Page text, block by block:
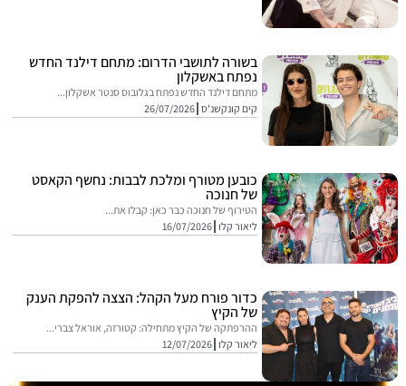
בשורה לתושבי הדרום: מתחם דילנד החדש
נפתח באשקלון
מתחם דילנד החדש נפתח בגלובוס סנטר אשקלון...
קים קונקשנ'ס 26/07/2026
כובען מטורף ומלכת לבבות: נחשף הקאסט
של חנוכה
הטירוף של חנוכה כבר כאן: קבלו את...
ליאור קלו 16/07/2026
כדור פורח מעל הקהל: הצצה להפקת הענק
של הקיץ
ההרפתקה של הקיץ מתחילה: קטורזה, אוראל צברי...
ליאור קלו 12/07/2026